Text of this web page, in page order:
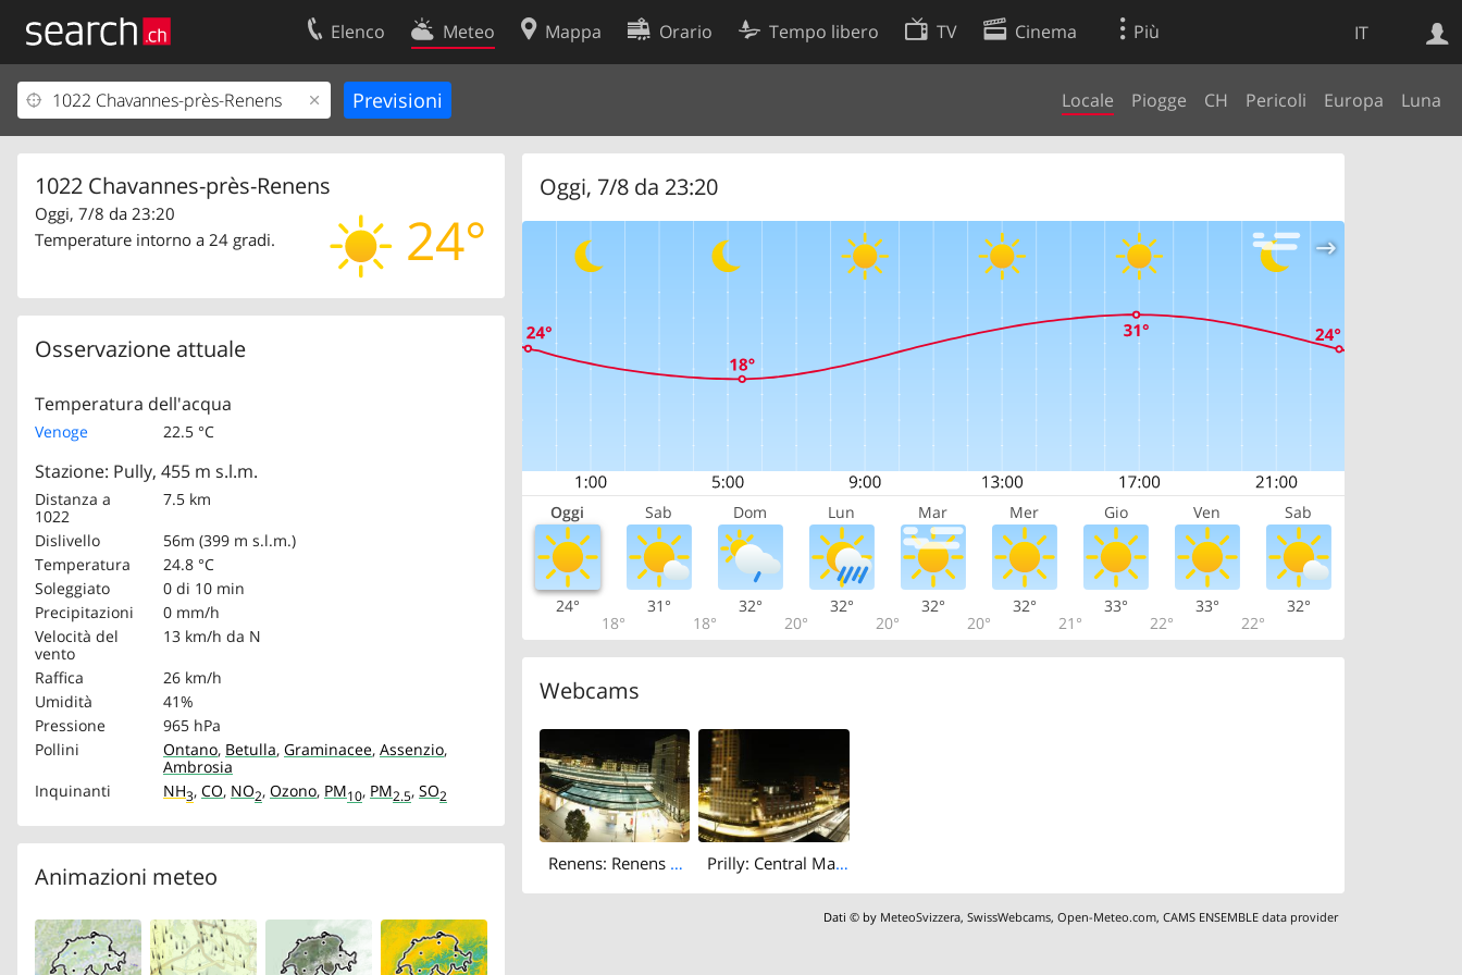
IT
Elenco Meteo Mappa Orario Tempo libero TV Cinema Più
Locale Piogge CH Pericoli Europa Luna
1022 Chavannes-près-Renens
24°
Oggi, 7/8 da 23:20
Temperature intorno a 24 gradi.
Osservazione attuale
Temperatura dell'acqua
Venoge 22.5 °C
Stazione: Pully, 455 m s.l.m.
Distanza a
1022
7.5 km
Dislivello
56m (399 m s.l.m.)
Temperatura
24.8 °C
Soleggiato
0 di 10 min
Precipitazioni
0 mm/h
Velocità del
vento
13 km/h da N
Raffica
26 km/h
Umidità
41%
Pressione
965 hPa
Pollini
Ontano, Betulla, Graminacee, Assenzio,
Ambrosia
Inquinanti
NH3, CO, NO2, Ozono, PM10, PM2.5, SO2
Animazioni meteo
Oggi, 7/8 da 23:20
Oggi Sab Dom Lun Mar Mer Gio Ven Sab
24°
18°
31°
18°
32°
20°
32°
20°
32°
20°
32°
21°
33°
22°
33°
22°
32°
Webcams
Renens: Renens VD, gare Prilly: Central Malley
Dati © by MeteoSvizzera,SwissWebcams,Open-Meteo.com,CAMS ENSEMBLE data provider
Ricerca Web
Il vostro profolio
Area clienti
Informazioni Legali
Contatti
Condizioni d’uso
Preferenze cookie